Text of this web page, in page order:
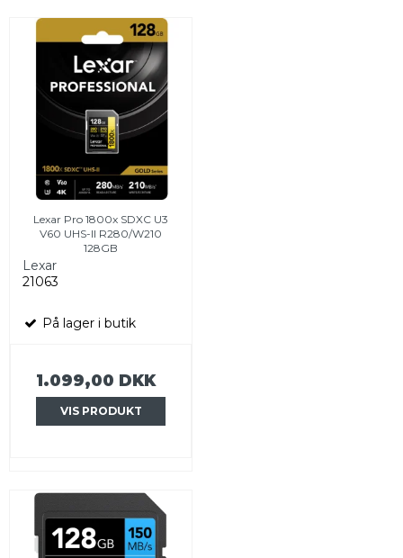
Lexar Pro 1800x SDXC U3
V60 UHS-II R280/W210
128GB
Lexar
21063
På lager i butik
1.099,00 DKK
VIS PRODUKT